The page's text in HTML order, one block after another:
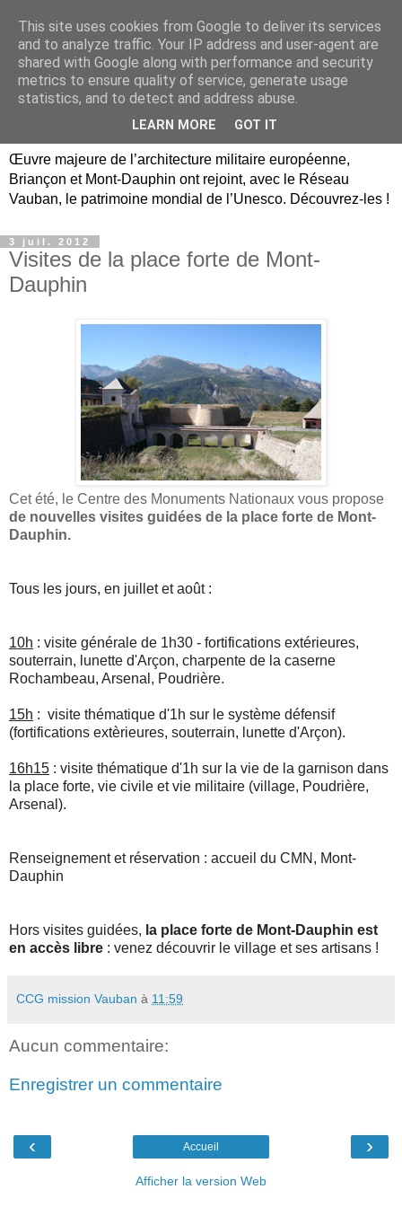
Briançon, Mont-Dauphin,
Vauban Unesco Hautes-
Œuvre majeure de l’architecture militaire européenne,
Briançon et Mont-Dauphin ont rejoint, avec le Réseau
Vauban, le patrimoine mondial de l’Unesco. Découvrez-les !
3 juil. 2012
Visites de la place forte de Mont-
Dauphin
Cet été, le Centre des Monuments Nationaux vous propose
de nouvelles visites guidées de la place forte de Mont-
Dauphin.
Tous les jours, en juillet et août :
10h : visite générale de 1h30 - fortifications extérieures,
souterrain, lunette d'Arçon, charpente de la caserne
Rochambeau, Arsenal, Poudrière.
15h : visite thématique d'1h sur le système défensif
(fortifications extèrieures, souterrain, lunette d'Arçon).
16h15 : visite thématique d'1h sur la vie de la garnison dans
la place forte, vie civile et vie militaire (village, Poudrière,
Arsenal).
Renseignement et réservation : accueil du CMN, Mont-
Dauphin
Hors visites guidées, la place forte de Mont-Dauphin est
en accès libre : venez découvrir le village et ses artisans !
CCG mission Vauban à 11:59
Aucun commentaire:
Enregistrer un commentaire
‹ ›
Accueil
Afficher la version Web
This site uses cookies from Google to deliver its services
and to analyze traffic. Your IP address and user-agent are
shared with Google along with performance and security
metrics to ensure quality of service, generate usage
statistics, and to detect and address abuse.
LEARN MORE GOT IT